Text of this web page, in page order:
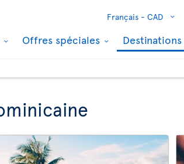
Français - CAD
Offres spéciales Destinations